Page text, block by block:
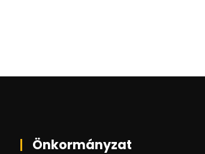
Önkormányzat